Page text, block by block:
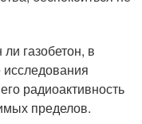
газобетон, в
радиоактивность
пределов.